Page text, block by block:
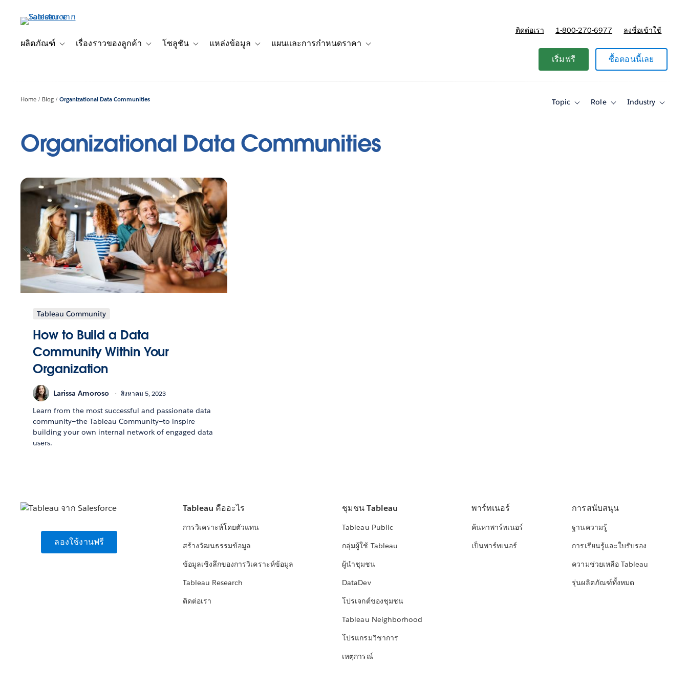
เนื้อหาผลิตภัณฑ์
Toggle sub-navigation for ผลิตภัณฑ์
เรื่องราวของลูกค้า
Toggle sub-navigation for เรื่องราวของลูกค้า
โซลูชัน
Toggle sub-navigation for โซลูชัน
แหล่งข้อมูล แผนและการกำหนดราคา
ติดต่อเรา 1-800-270-6977 ลงชื่อเข้าใช้
เริ่มฟรี ซื้อตอนนี้เลย
Home Blog Organizational Data Communities Topic
ToggleRole
ToggleIndustry
Toggle
Organizational Data Communities
Tableau Community
How to Build a Data
Community Within Your
Organization
Larissa Amoroso สิงหาคม 5, 2023
Learn from the most successful and passionate data
community—the Tableau Community—to inspire
building your own internal network of engaged data
users.
ลองใช้งานฟรี
Tableau คืออะไร
การวิเคราะห์โดยตัวแทน
สร้างวัฒนธรรมข้อมูล
ข้อมูลเชิงลึกของการวิเคราะห์ข้อมูล
Tableau Research
ติดต่อเรา
ชุมชน Tableau
Tableau Public
กลุ่มผู้ใช้ Tableau
ผู้นำชุมชน
DataDev
โปรเจกต์ของชุมชน
Tableau Neighborhood
โปรแกรมวิชาการ
เหตุการณ์
พาร์ทเนอร์
ค้นหาพาร์ทเนอร์
เป็นพาร์ทเนอร์
การสนับสนุน
ฐานความรู้
การเรียนรู้และใบรับรอง
ความช่วยเหลือ Tableau
รุ่นผลิตภัณฑ์ทั้งหมด